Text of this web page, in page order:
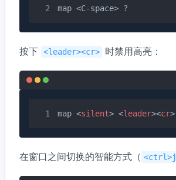
map <C-space> ?
按下 <leader><cr> 时禁用高亮：
map <silent> <leader><cr>
在窗口之间切换的智能方式（ <ctrl>j